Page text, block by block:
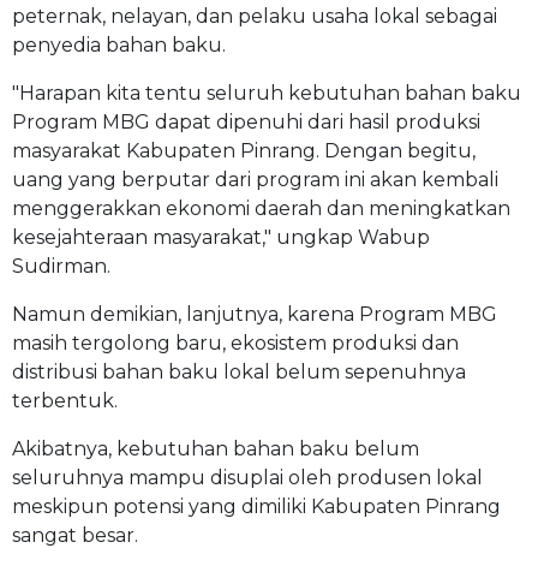
peternak, nelayan, dan pelaku usaha lokal sebagai
penyedia bahan baku.
"Harapan kita tentu seluruh kebutuhan bahan baku
Program MBG dapat dipenuhi dari hasil produksi
masyarakat Kabupaten Pinrang. Dengan begitu,
uang yang berputar dari program ini akan kembali
menggerakkan ekonomi daerah dan meningkatkan
kesejahteraan masyarakat," ungkap Wabup
Sudirman.
Namun demikian, lanjutnya, karena Program MBG
masih tergolong baru, ekosistem produksi dan
distribusi bahan baku lokal belum sepenuhnya
terbentuk.
Akibatnya, kebutuhan bahan baku belum
seluruhnya mampu disuplai oleh produsen lokal
meskipun potensi yang dimiliki Kabupaten Pinrang
sangat besar.